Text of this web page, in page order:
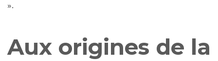
».
Aux origines de la